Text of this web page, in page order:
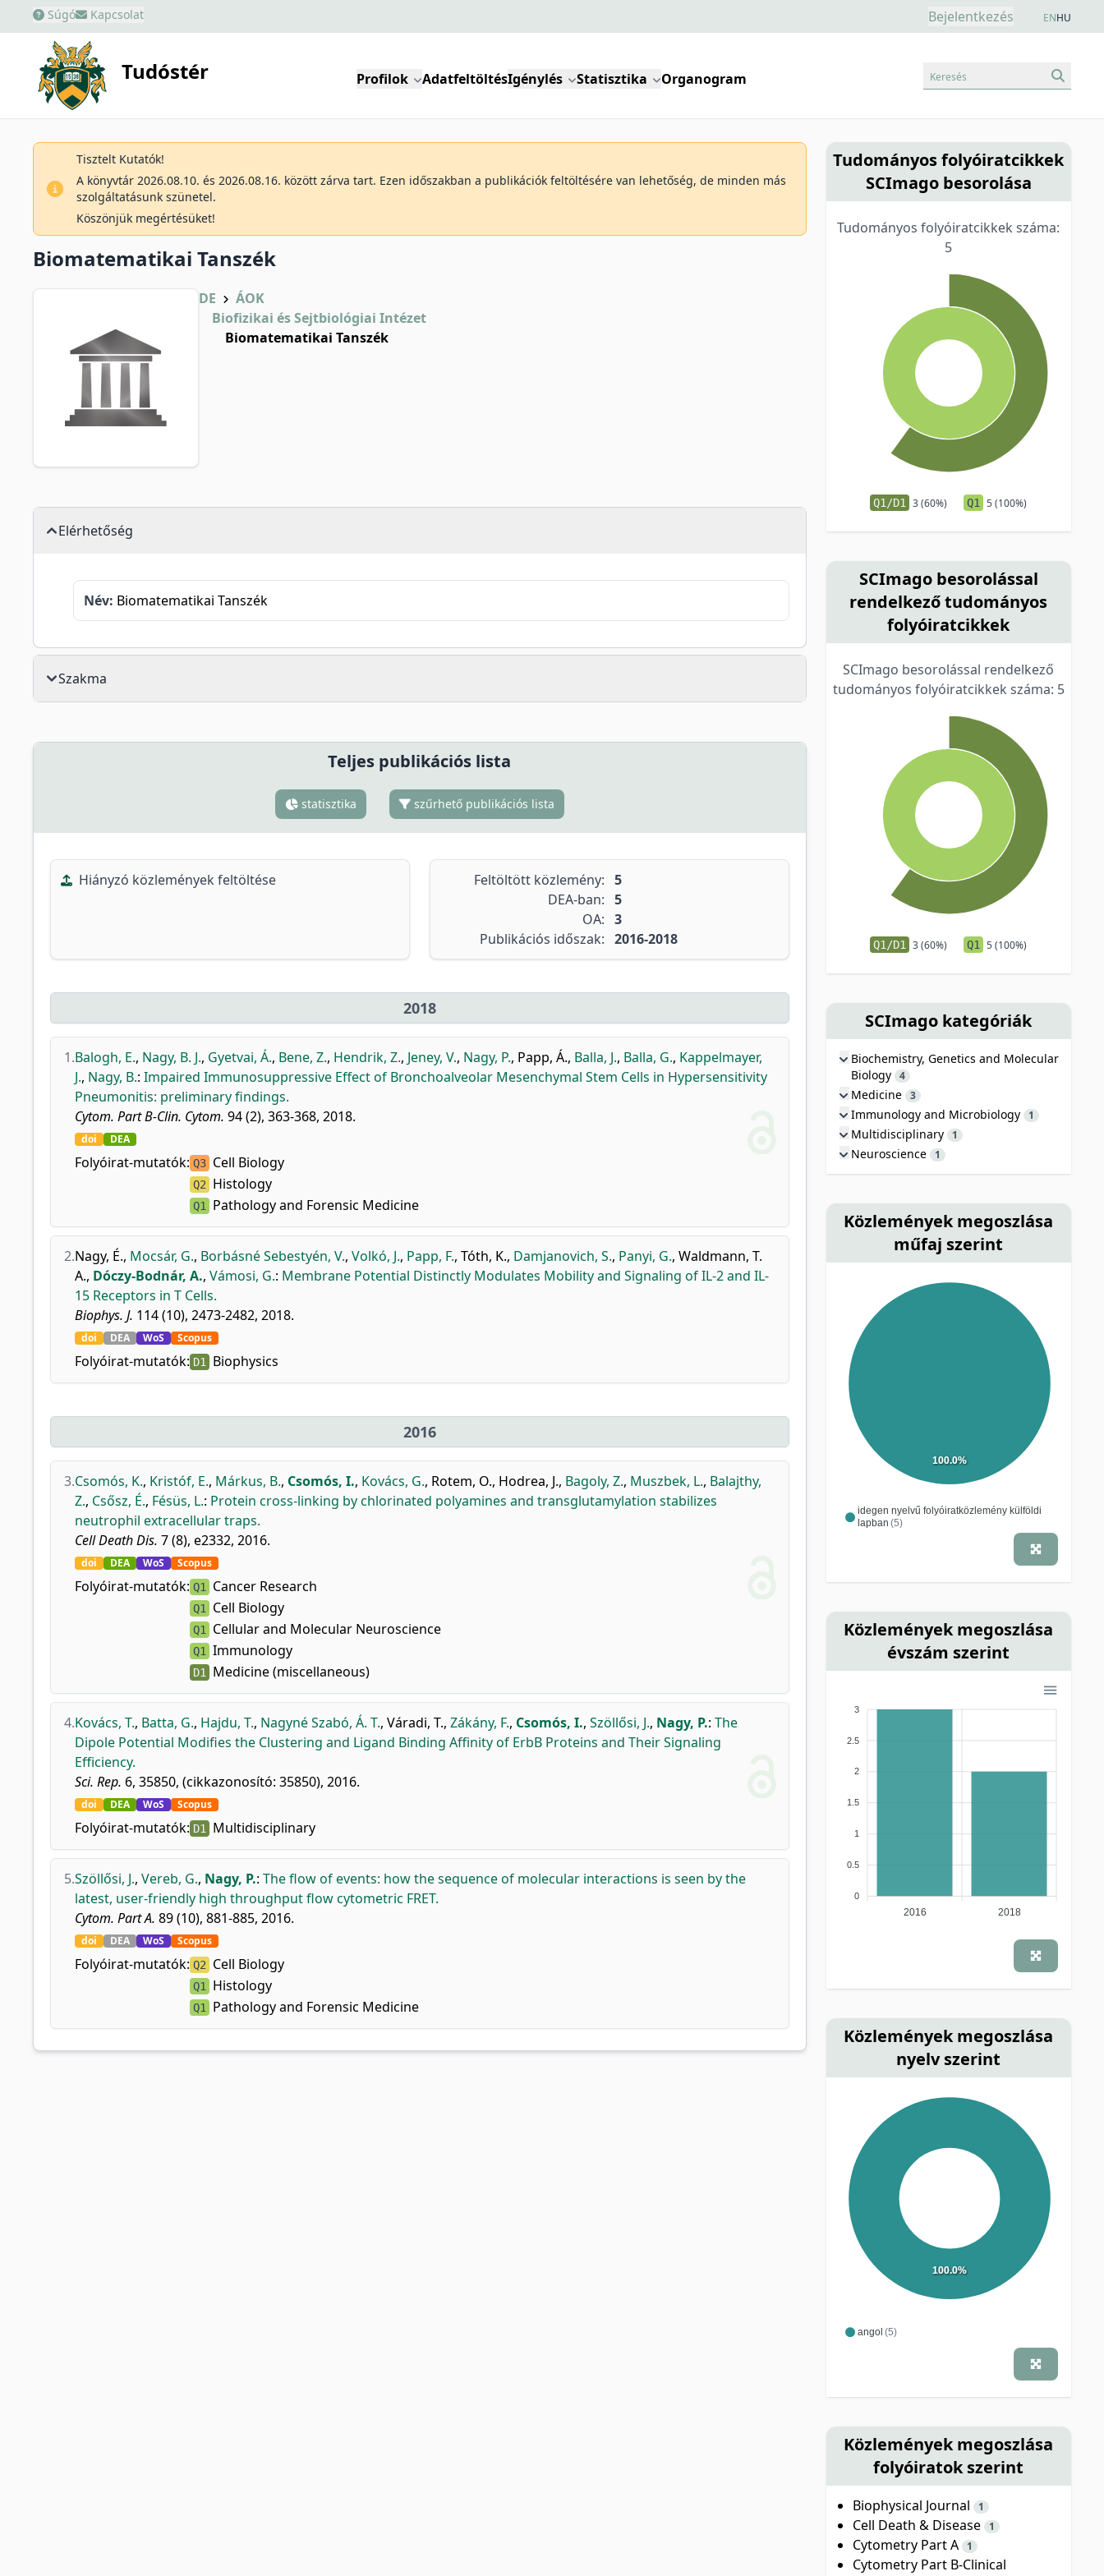
Súgó Kapcsolat Bejelentkezés ENHU
Tudóstér Profilok AdatfeltöltésIgénylés Statisztika Organogram Keresés
Tisztelt Kutatók!
A könyvtár 2026.08.10. és 2026.08.16. között zárva tart. Ezen időszakban a publikációk feltöltésére van lehetőség, de minden más
szolgáltatásunk szünetel.
Köszönjük megértésüket!
Biomatematikai Tanszék
DE
ÁOK
Biofizikai és Sejtbiológiai Intézet
Biomatematikai Tanszék
Elérhetőség
Név: Biomatematikai Tanszék
Szakma
Teljes publikációs lista
statisztika szűrhető publikációs lista
Hiányzó közlemények feltöltése Feltöltött közlemény: 5
DEA-ban: 5
OA: 3
Publikációs időszak: 2016-2018
2018
1.Balogh, E., Nagy, B. J., Gyetvai, Á., Bene, Z., Hendrik, Z., Jeney, V., Nagy, P., Papp, Á., Balla, J., Balla, G., Kappelmayer,
J., Nagy, B.: Impaired Immunosuppressive Effect of Bronchoalveolar Mesenchymal Stem Cells in Hypersensitivity
Pneumonitis: preliminary findings.
Cytom. Part B-Clin. Cytom. 94 (2), 363-368, 2018.
doi DEA
Folyóirat-mutatók: Q3 Cell Biology
Q2 Histology
Q1 Pathology and Forensic Medicine
2.Nagy, É., Mocsár, G., Borbásné Sebestyén, V., Volkó, J., Papp, F., Tóth, K., Damjanovich, S., Panyi, G., Waldmann, T.
A., Dóczy-Bodnár, A., Vámosi, G.: Membrane Potential Distinctly Modulates Mobility and Signaling of IL-2 and IL-
15 Receptors in T Cells.
Biophys. J. 114 (10), 2473-2482, 2018.
doi DEA WoS Scopus
Folyóirat-mutatók: D1 Biophysics
2016
3.Csomós, K., Kristóf, E., Márkus, B., Csomós, I., Kovács, G., Rotem, O., Hodrea, J., Bagoly, Z., Muszbek, L., Balajthy,
Z., Csősz, É., Fésüs, L.: Protein cross-linking by chlorinated polyamines and transglutamylation stabilizes
neutrophil extracellular traps.
Cell Death Dis. 7 (8), e2332, 2016.
doi DEA WoS Scopus
Folyóirat-mutatók: Q1 Cancer Research
Q1 Cell Biology
Q1 Cellular and Molecular Neuroscience
Q1 Immunology
D1 Medicine (miscellaneous)
4.Kovács, T., Batta, G., Hajdu, T., Nagyné Szabó, Á. T., Váradi, T., Zákány, F., Csomós, I., Szöllősi, J., Nagy, P.: The
Dipole Potential Modifies the Clustering and Ligand Binding Affinity of ErbB Proteins and Their Signaling
Efficiency.
Sci. Rep. 6, 35850, (cikkazonosító: 35850), 2016.
doi DEA WoS Scopus
Folyóirat-mutatók: D1 Multidisciplinary
5.Szöllősi, J., Vereb, G., Nagy, P.: The flow of events: how the sequence of molecular interactions is seen by the
latest, user-friendly high throughput flow cytometric FRET.
Cytom. Part A. 89 (10), 881-885, 2016.
doi DEA WoS Scopus
Folyóirat-mutatók: Q2 Cell Biology
Q1 Histology
Q1 Pathology and Forensic Medicine
Tudományos folyóiratcikkek
SCImago besorolása
Tudományos folyóiratcikkek száma:
5
Q1/D1 3 (60%) Q1 5 (100%)
SCImago besorolással
rendelkező tudományos
folyóiratcikkek
SCImago besorolással rendelkező
tudományos folyóiratcikkek száma: 5
Q1/D1 3 (60%) Q1 5 (100%)
SCImago kategóriák
Biochemistry, Genetics and Molecular
Biology 4
Medicine 3
Immunology and Microbiology 1
Multidisciplinary 1
Neuroscience 1
Közlemények megoszlása
műfaj szerint
idegen nyelvű folyóiratközlemény külföldi
lapban (5)
100.0%
Közlemények megoszlása
évszám szerint
3
2.5
2
1.5
1
0.5
0
2016 2018
Közlemények megoszlása
nyelv szerint
angol (5)
100.0%
Közlemények megoszlása
folyóiratok szerint
Biophysical Journal 1
Cell Death & Disease 1
Cytometry Part A 1
Cytometry Part B-Clinical